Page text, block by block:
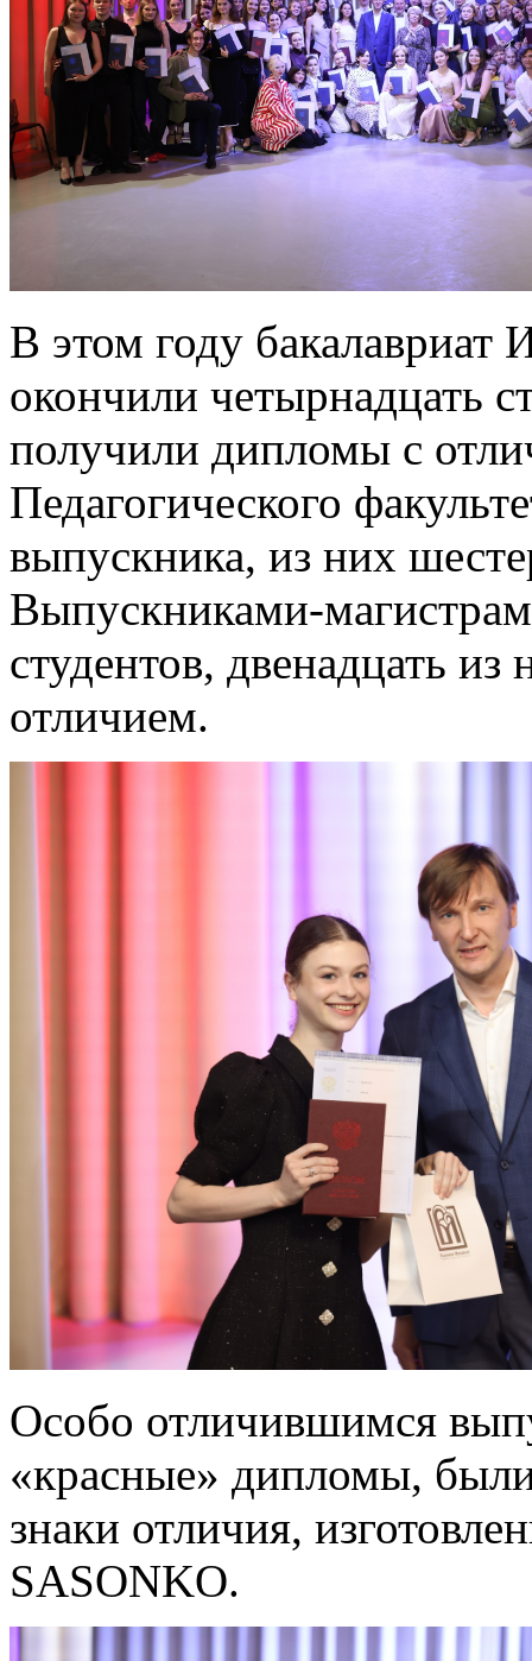
В этом году бакалавриат
окончили четырнадцать
получили дипломы с
Педагогического
выпускника, из них
Выпускниками-
студентов, двенадцать
отличием.
Особо отличившимся
«красные» дипломы,
знаки отличия,
SASONKO.